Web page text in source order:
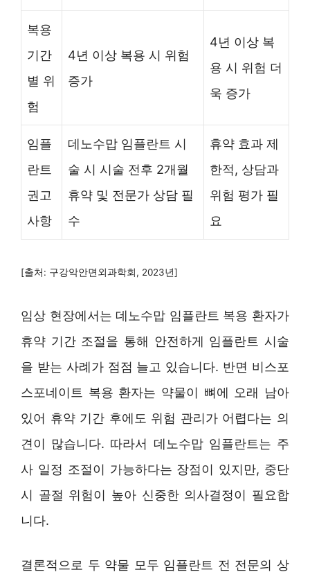
복용
기간
별 위
험
4년 이상 복용 시 위험
증가
4년 이상 복
용 시 위험 더
욱 증가
임플
란트
권고
사항
데노수맙 임플란트 시
술 시 시술 전후 2개월
휴약 및 전문가 상담 필
수
휴약 효과 제
한적, 상담과
위험 평가 필
요
[출처: 구강악안면외과학회, 2023년]
임상 현장에서는 데노수맙 임플란트 복용 환자가
휴약 기간 조절을 통해 안전하게 임플란트 시술
을 받는 사례가 점점 늘고 있습니다. 반면 비스포
스포네이트 복용 환자는 약물이 뼈에 오래 남아
있어 휴약 기간 후에도 위험 관리가 어렵다는 의
견이 많습니다. 따라서 데노수맙 임플란트는 주
사 일정 조절이 가능하다는 장점이 있지만, 중단
시 골절 위험이 높아 신중한 의사결정이 필요합
니다.
결론적으로 두 약물 모두 임플란트 전 전문의 상